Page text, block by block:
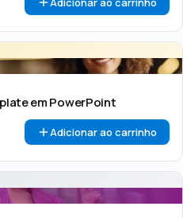
em PowerPoint
Adicionar ao carrinho